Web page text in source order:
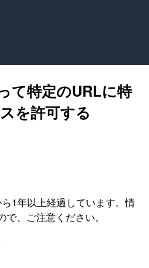
て特定のURLに特
を許可する
1年以上経過しています。情
、ご注意ください。